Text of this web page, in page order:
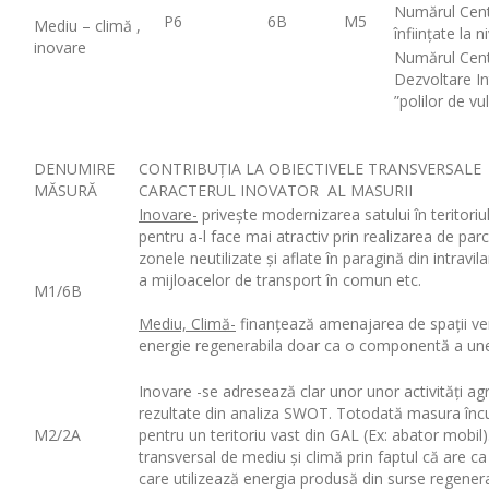
Mediu – climă ,
inovare
P6 6B M5
Numărul
înființate la
Numărul
Dezvoltare
”polilor de
DENUMIRE
MĂSURĂ
CONTRIBUȚIA LA OBIECTIVELE
CARACTERUL INOVATOR AL MASURII
M1/6B
Inovare- privește modernizarea satului în
pentru a-l face mai atractiv prin realizarea de
zonele neutilizate și aflate în paragină din
a mijloacelor de transport în comun etc.
Mediu, Climă- finanțează amenajarea de spații
energie regenerabila doar ca o componentă a
M2/2A
Inovare -se adresează clar unor unor activități
rezultate din analiza SWOT. Totodată masura
pentru un teritoriu vast din GAL (Ex: abator
transversal de mediu și climă prin faptul că are
care utilizează energia produsă din surse